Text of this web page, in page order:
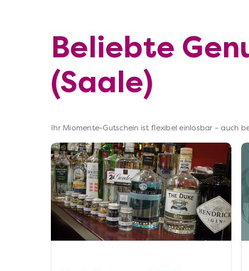
Beliebte
(Saale)
Ihr Miomente-Gutschein ist flexibel einlösbar – auch